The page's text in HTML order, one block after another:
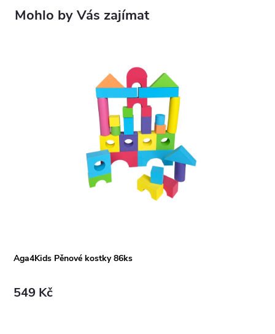
Aga4Kids Pěnové kostky 86ks
549 Kč